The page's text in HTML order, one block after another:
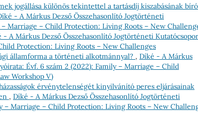
jogállása különös tekintettel a tartásdíj kiszabásának
- A Márkus Dezső Összehasonlító Jogtörténeti
Marriage – Child Protection: Living Roots – New
- A Márkus Dezső Összehasonlító Jogtörténeti
Protection: Living Roots – New Challenges
államforma a történeti alkotmánnyal? , Díké - A Márkus
Évf. 6 szám 2 (2022): Family – Marriage – Child
Workshop V)
érvénytelenségét kinyilvánító peres eljárásainak
, Díké - A Márkus Dezső Összehasonlító Jogtörténeti
– Marriage – Child Protection: Living Roots – New